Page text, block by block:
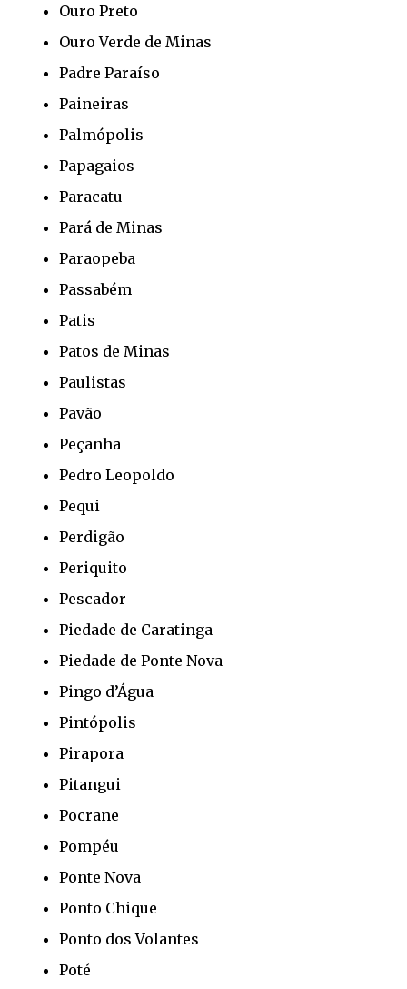
Ouro Preto
Ouro Verde de Minas
Padre Paraíso
Paineiras
Palmópolis
Papagaios
Paracatu
Pará de Minas
Paraopeba
Passabém
Patis
Patos de Minas
Paulistas
Pavão
Peçanha
Pedro Leopoldo
Pequi
Perdigão
Periquito
Pescador
Piedade de Caratinga
Piedade de Ponte Nova
Pingo d’Água
Pintópolis
Pirapora
Pitangui
Pocrane
Pompéu
Ponte Nova
Ponto Chique
Ponto dos Volantes
Poté